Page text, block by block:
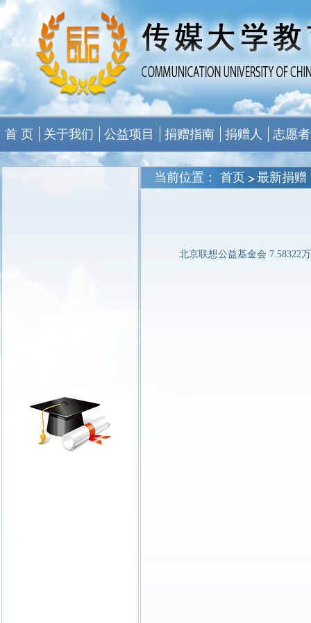
首 页 关于我们 公益项目 捐赠指南 捐赠人 志愿者
当前位置： 首页 最新捐赠
北京联想公益基金会 7.58322